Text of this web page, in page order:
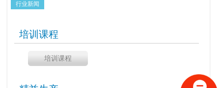
行业新闻
培训课程
培训课程